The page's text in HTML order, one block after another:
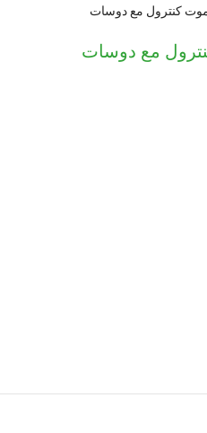
كنترول مع دوسات
مع دوسات